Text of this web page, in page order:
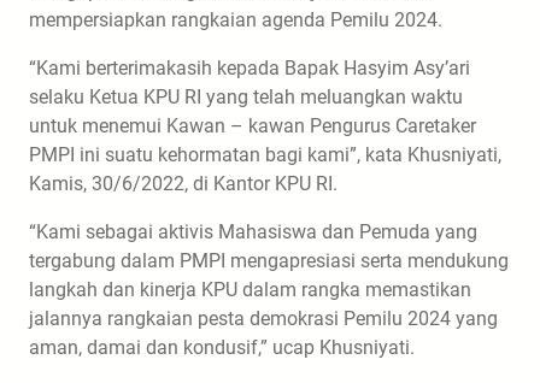
mempersiapkan rangkaian agenda Pemilu 2024.
“Kami berterimakasih kepada Bapak Hasyim Asy’ari
selaku Ketua KPU RI yang telah meluangkan waktu
untuk menemui Kawan – kawan Pengurus Caretaker
PMPI ini suatu kehormatan bagi kami”, kata Khusniyati,
Kamis, 30/6/2022, di Kantor KPU RI.
“Kami sebagai aktivis Mahasiswa dan Pemuda yang
tergabung dalam PMPI mengapresiasi serta mendukung
langkah dan kinerja KPU dalam rangka memastikan
jalannya rangkaian pesta demokrasi Pemilu 2024 yang
aman, damai dan kondusif,” ucap Khusniyati.